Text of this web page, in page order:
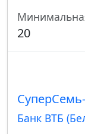
20
Банк ВТБ